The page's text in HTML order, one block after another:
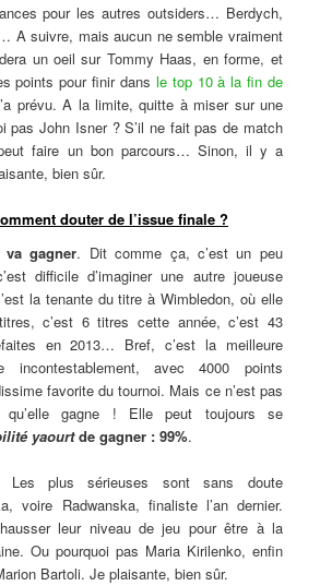
pour les autres outsiders… Berdych,
A suivre, mais aucun ne semble vraiment
un oeil sur Tommy Haas, en forme, et
points pour finir dans le top 10 à la fin de
prévu. A la limite, quitte à miser sur une
pas John Isner ? S’il ne fait pas de match
faire un bon parcours… Sinon, il y a
bien sûr.
douter de l’issue finale ?
va gagner. Dit comme ça, c’est un peu
difficile d’imaginer une autre joueuse
la tenante du titre à Wimbledon, où elle
c’est 6 titres cette année, c’est 43
en 2013… Bref, c’est la meilleure
incontestablement, avec 4000 points
favorite du tournoi. Mais ce n’est pas
qu’elle gagne ! Elle peut toujours se
yaourtde gagner : 99%.
plus sérieuses sont sans doute
voire Radwanska, finaliste l’an dernier.
leur niveau de jeu pour être à la
Ou pourquoi pas Maria Kirilenko, enfin
Bartoli. Je plaisante, bien sûr.